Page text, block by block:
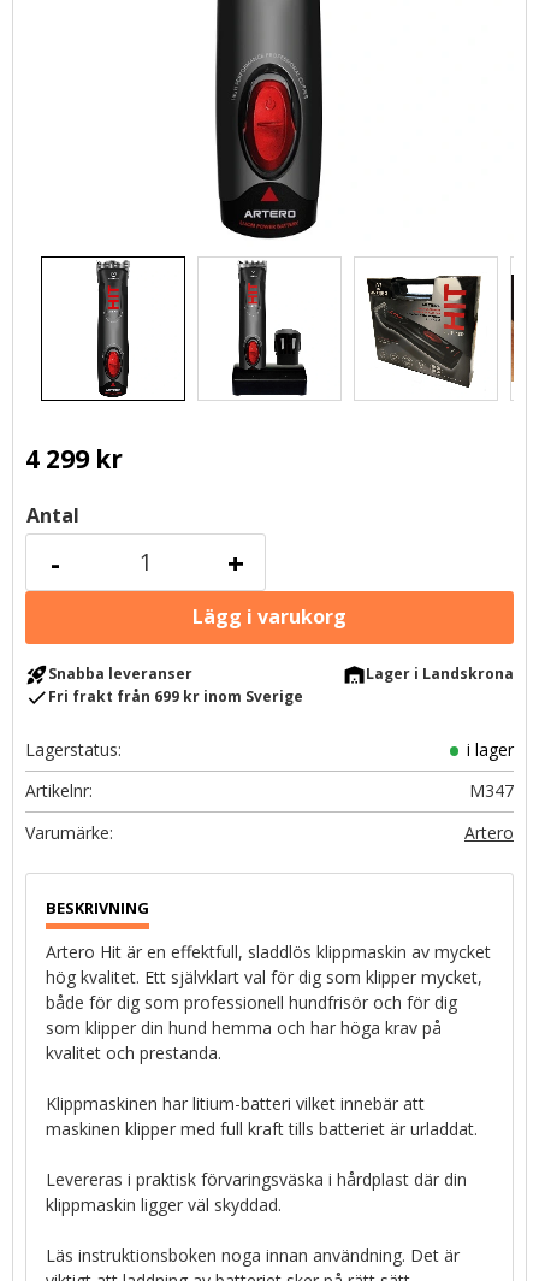
4 299kr
Antal
+
-
rocket_launchSnabba leveranser warehouseLager i Landskrona
checkFri frakt från 699 kr inom Sverige
Lagerstatus
i lager
Artikelnr
M347
Artero
Artero Hit är en effektfull, sladdlös klippmaskin av mycket
hög kvalitet. Ett självklart val för dig som klipper mycket,
både för dig som professionell hundfrisör och för dig
som klipper din hund hemma och har höga krav på
kvalitet och prestanda.
Klippmaskinen har litium-batteri vilket innebär att
maskinen klipper med full kraft tills batteriet är urladdat.
Levereras i praktisk förvaringsväska i hårdplast där din
klippmaskin ligger väl skyddad.
Läs instruktionsboken noga innan användning. Det är